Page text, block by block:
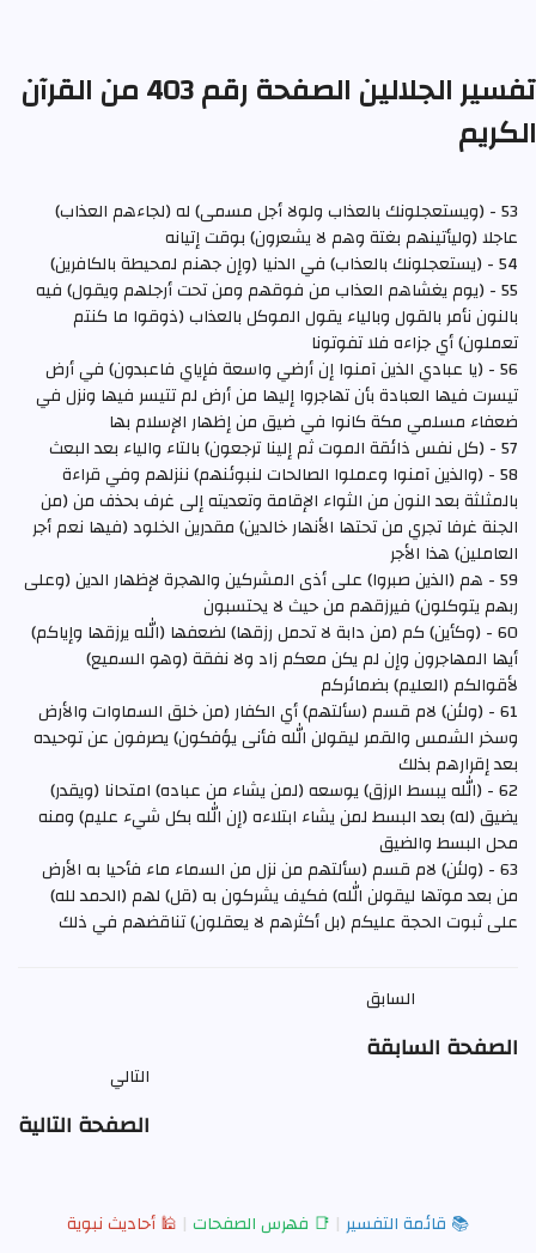
تفسير الجلالين الصفحة رقم 403 من القرآن
الكريم
53 - (ويستعجلونك بالعذاب ولولا أجل مسمى) له (لجاءهم العذاب)
عاجلا (وليأتينهم بغتة وهم لا يشعرون) بوقت إتيانه
54 - (يستعجلونك بالعذاب) في الدنيا (وإن جهنم لمحيطة بالكافرين)
55 - (يوم يغشاهم العذاب من فوقهم ومن تحت أرجلهم ويقول) فيه
بالنون نأمر بالقول وبالياء يقول الموكل بالعذاب (ذوقوا ما كنتم
تعملون) أي جزاءه فلا تفوتونا
56 - (يا عبادي الذين آمنوا إن أرضي واسعة فإياي فاعبدون) في أرض
تيسرت فيها العبادة بأن تهاجروا إليها من أرض لم تتيسر فيها ونزل في
ضعفاء مسلمي مكة كانوا في ضيق من إظهار الإسلام بها
57 - (كل نفس ذائقة الموت ثم إلينا ترجعون) بالتاء والياء بعد البعث
58 - (والذين آمنوا وعملوا الصالحات لنبوئنهم) ننزلهم وفي قراءة
بالمثلثة بعد النون من الثواء الإقامة وتعديته إلى غرف بحذف من (من
الجنة غرفا تجري من تحتها الأنهار خالدين) مقدرين الخلود (فيها نعم أجر
العاملين) هذا الأجر
59 - هم (الذين صبروا) على أذى المشركين والهجرة لإظهار الدين (وعلى
ربهم يتوكلون) فيرزقهم من حيث لا يحتسبون
60 - (وكأين) كم (من دابة لا تحمل رزقها) لضعفها (الله يرزقها وإياكم)
أيها المهاجرون وإن لم يكن معكم زاد ولا نفقة (وهو السميع)
لأقوالكم (العليم) بضمائركم
61 - (ولئن) لام قسم (سألتهم) أي الكفار (من خلق السماوات والأرض
وسخر الشمس والقمر ليقولن الله فأنى يؤفكون) يصرفون عن توحيده
بعد إقرارهم بذلك
62 - (الله يبسط الرزق) يوسعه (لمن يشاء من عباده) امتحانا (ويقدر)
يضيق (له) بعد البسط لمن يشاء ابتلاءه (إن الله بكل شيء عليم) ومنه
محل البسط والضيق
63 - (ولئن) لام قسم (سألتهم من نزل من السماء ماء فأحيا به الأرض
من بعد موتها ليقولن الله) فكيف يشركون به (قل) لهم (الحمد لله)
على ثبوت الحجة عليكم (بل أكثرهم لا يعقلون) تناقضهم في ذلك
السابق
الصفحة السابقة
التالي
الصفحة التالية
📚 قائمة التفسير | 📑 فهرس الصفحات | 🕌 أحاديث نبوية